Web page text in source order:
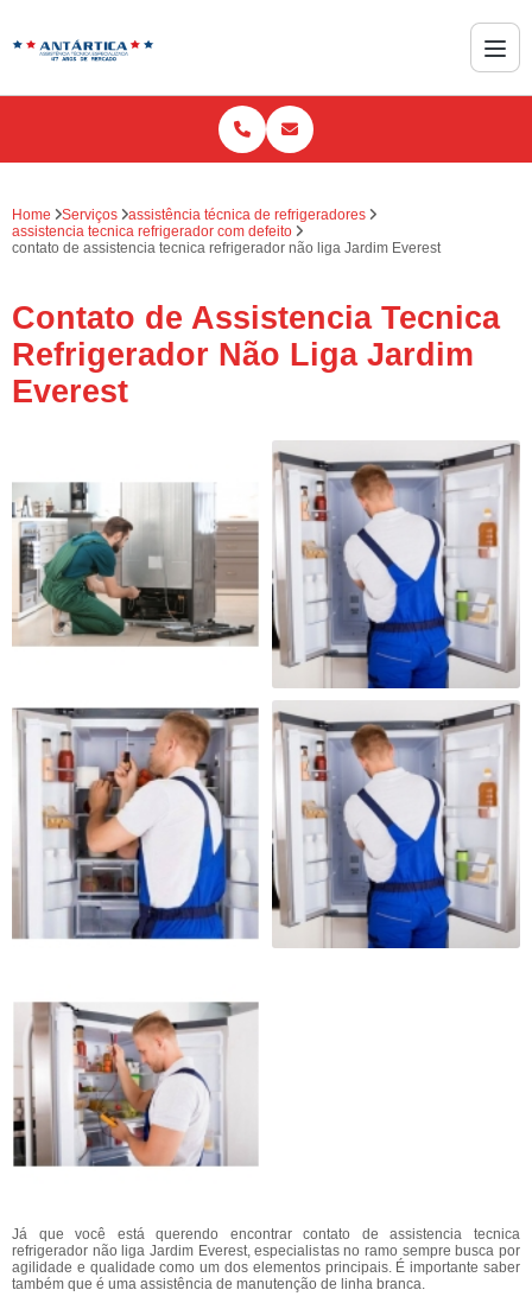
Home Serviços
assistência técnica de refrigeradores
assistencia tecnica refrigerador com defeito
contato de assistencia tecnica refrigerador não liga Jardim Everest
Contato de Assistencia Tecnica
Refrigerador Não Liga Jardim
Everest
Já que você está querendo encontrar contato de assistencia tecnica
refrigerador não liga Jardim Everest, especialistas no ramo sempre busca por
agilidade e qualidade como um dos elementos principais. É importante saber
também que é uma assistência de manutenção de linha branca.